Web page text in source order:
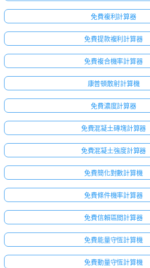
免費複利計算器
免費提款複利計算器
免費複合機率計算器
康普頓散射計算機
免費濃度計算器
免費混凝土磚塊計算器
免費混凝土強度計算器
免費簡化對數計算機
免費條件機率計算器
免費信賴區間計算器
免費能量守恆計算機
免費動量守恆計算機